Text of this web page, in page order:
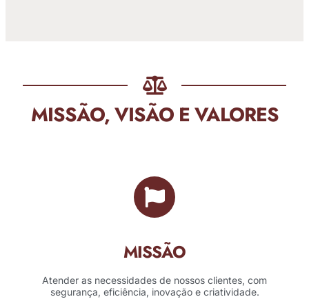
MISSÃO, VISÃO E VALORES
MISSÃO
Atender as necessidades de nossos clientes, com
segurança, eficiência, inovação e criatividade.